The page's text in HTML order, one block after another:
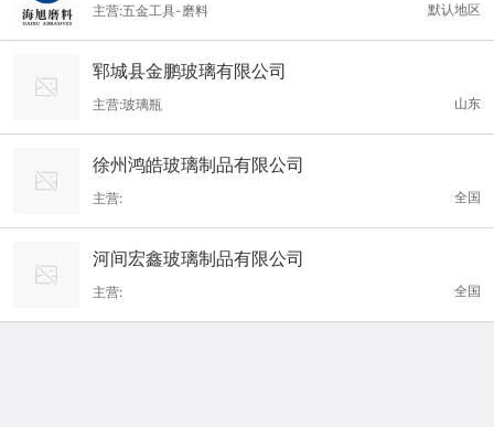
默认地区
主营:五金工具-磨料
郓城县金鹏玻璃有限公司
山东
主营:玻璃瓶
徐州鸿皓玻璃制品有限公司
全国
主营:
河间宏鑫玻璃制品有限公司
全国
主营: